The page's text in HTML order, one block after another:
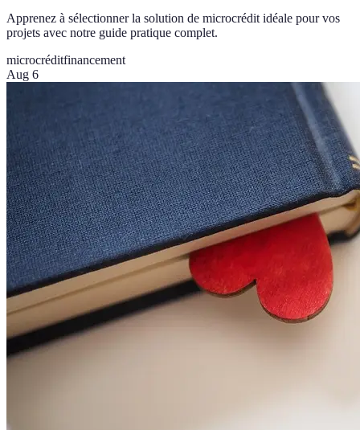
Apprenez à sélectionner la solution de microcrédit idéale pour vos
projets avec notre guide pratique complet.
microcréditfinancement
Aug 6